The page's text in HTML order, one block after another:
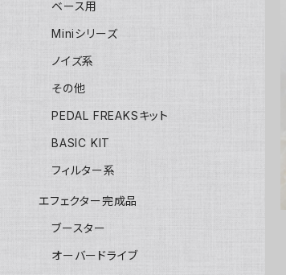
ベース用
Miniシリーズ
ノイズ系
その他
PEDAL FREAKSキット
BASIC KIT
フィルター系
エフェクター完成品
ブースター
オーバードライブ